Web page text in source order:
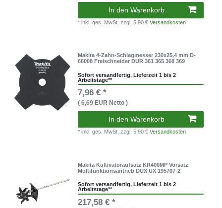
In den Warenkorb
* inkl. ges. MwSt.zzgl. 5,90 €Versandkosten
Makita 4-Zahn-Schlagmesser 230x25,4 mm D-
66008 Freischneider DUR 361 365 368 369
Sofort versandfertig, Lieferzeit 1 bis 2
Arbeitstage**
7,96 € *
( 6,69 EUR Netto )
In den Warenkorb
* inkl. ges. MwSt.zzgl. 5,90 €Versandkosten
Makita Kultivatoraufsatz KR400MP Vorsatz
Multifunktionsantrieb DUX UX 195707-2
Sofort versandfertig, Lieferzeit 1 bis 2
Arbeitstage**
217,58 € *